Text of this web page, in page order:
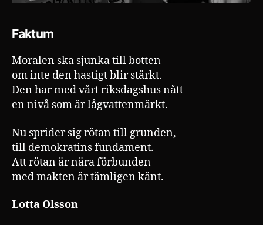
Faktum
Moralen ska sjunka till botten
om inte den hastigt blir stärkt.
Den har med vårt riksdagshus nått
en nivå som är lågvattenmärkt.
Nu sprider sig rötan till grunden,
till demokratins fundament.
Att rötan är nära förbunden
med makten är tämligen känt.
Lotta Olsson